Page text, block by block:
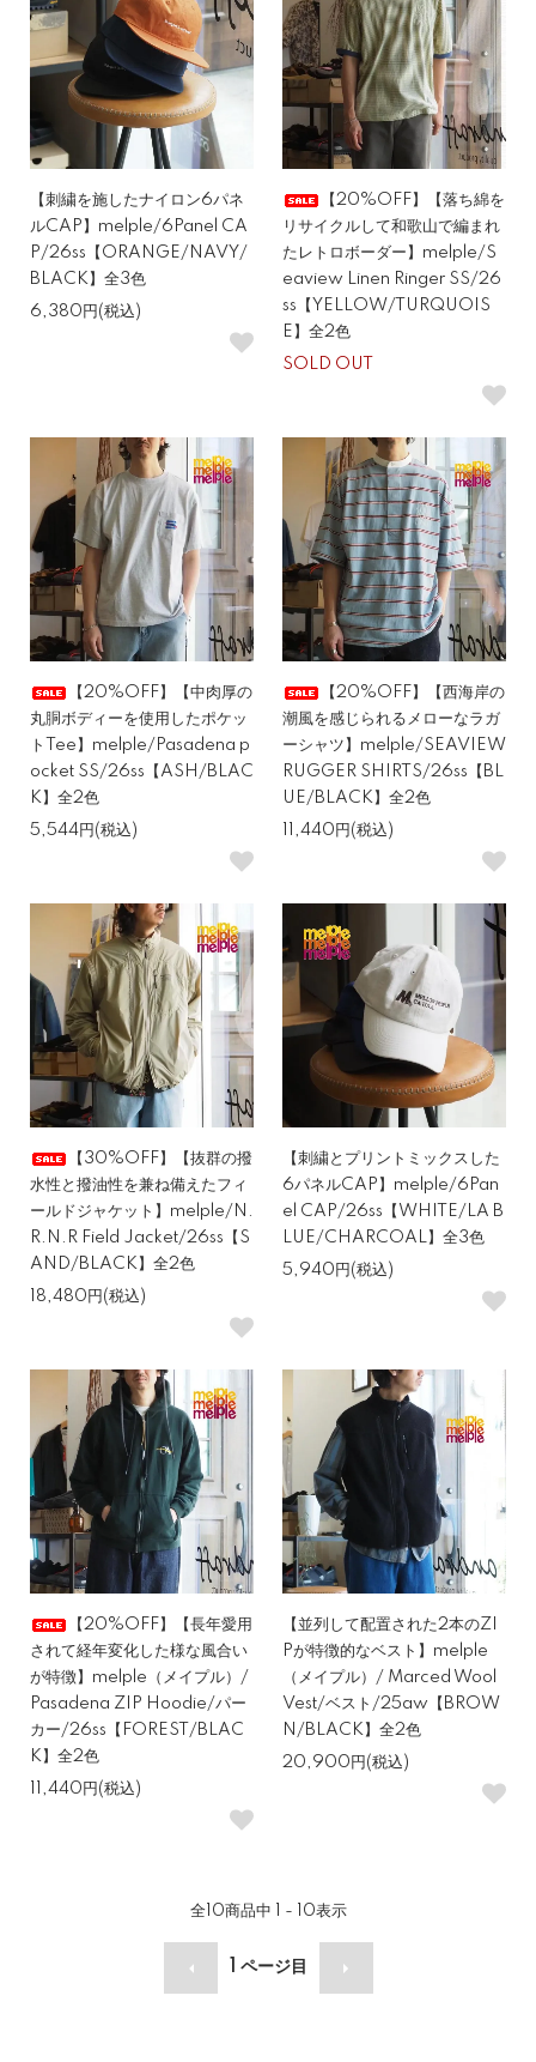
【刺繍を施したナイロン6パネ
ルCAP】melple/6Panel CA
P/26ss【ORANGE/NAVY/
BLACK】全3色
6,380円(税込)
【20%OFF】【落ち綿を
リサイクルして和歌山で編まれ
たレトロボーダー】melple/S
eaview Linen Ringer SS/26
ss【YELLOW/TURQUOIS
E】全2色
SOLD OUT
【20%OFF】【中肉厚の
丸胴ボディーを使用したポケッ
トTee】melple/Pasadena p
ocket SS/26ss【ASH/BLAC
K】全2色
5,544円(税込)
【20%OFF】【西海岸の
潮風を感じられるメローなラガ
ーシャツ】melple/SEAVIEW
RUGGER SHIRTS/26ss【BL
UE/BLACK】全2色
11,440円(税込)
【30%OFF】【抜群の撥
水性と撥油性を兼ね備えたフィ
ールドジャケット】melple/N.
R.N.R Field Jacket/26ss【S
AND/BLACK】全2色
18,480円(税込)
【刺繍とプリントミックスした
6パネルCAP】melple/6Pan
el CAP/26ss【WHITE/LA B
LUE/CHARCOAL】全3色
5,940円(税込)
【20%OFF】【長年愛用
されて経年変化した様な風合い
が特徴】melple（メイプル）/
Pasadena ZIP Hoodie/パー
カー/26ss【FOREST/BLAC
K】全2色
11,440円(税込)
【並列して配置された2本のZI
Pが特徴的なベスト】melple
（メイプル）/ Marced Wool
Vest/ベスト/25aw【BROW
N/BLACK】全2色
20,900円(税込)
全10商品中 1 - 10表示
ページ目